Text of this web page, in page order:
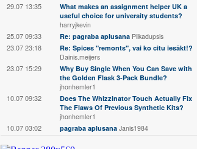
29.07 13:35
What makes an assignment helper UK a
useful choice for university students?
harryjkevin
25.07 09:33 Re: pagraba aplusana Plikadupsis
23.07 23:18
Re: Spices "remonts", vai ko citu iesākt!?
Dainis.meijers
23.07 15:29
Why Buy Single When You Can Save with
the Golden Flask 3-Pack Bundle?
jhonhemler1
10.07 09:32
Does The Whizzinator Touch Actually Fix
The Flaws Of Previous Synthetic Kits?
jhonhemler1
10.07 03:02 pagraba aplusana Janis1984